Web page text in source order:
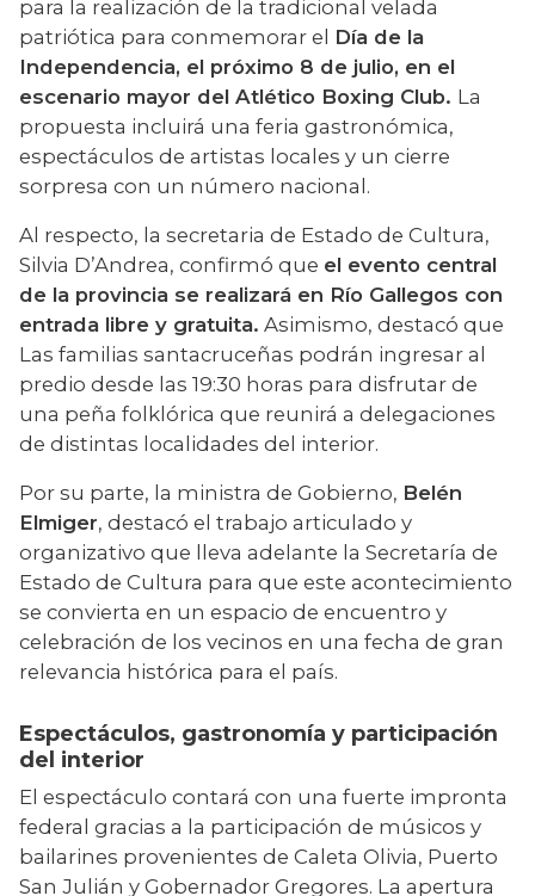
para la realización de la tradicional velada
patriótica para conmemorar el Día de la
Independencia, el próximo 8 de julio, en el
escenario mayor del Atlético Boxing Club. La
propuesta incluirá una feria gastronómica,
espectáculos de artistas locales y un cierre
sorpresa con un número nacional.
Al respecto, la secretaria de Estado de Cultura,
Silvia D’Andrea, confirmó que el evento central
de la provincia se realizará en Río Gallegos con
entrada libre y gratuita. Asimismo, destacó que
Las familias santacruceñas podrán ingresar al
predio desde las 19:30 horas para disfrutar de
una peña folklórica que reunirá a delegaciones
de distintas localidades del interior.
Por su parte, la ministra de Gobierno, Belén
Elmiger, destacó el trabajo articulado y
organizativo que lleva adelante la Secretaría de
Estado de Cultura para que este acontecimiento
se convierta en un espacio de encuentro y
celebración de los vecinos en una fecha de gran
relevancia histórica para el país.
Espectáculos, gastronomía y participación
del interior
El espectáculo contará con una fuerte impronta
federal gracias a la participación de músicos y
bailarines provenientes de Caleta Olivia, Puerto
San Julián y Gobernador Gregores. La apertura